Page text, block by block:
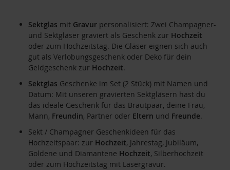
Sektglas mit Gravur personalisiert: Zwei Champagner-
und Sektgläser graviert als Geschenk zur Hochzeit
oder zum Hochzeitstag. Die Gläser eignen sich auch
gut als Verlobungsgeschenk oder Deko für dein
Geldgeschenk zur Hochzeit.
Sektglas Geschenke im Set (2 Stück) mit Namen und
Datum: Mit unseren gravierten Sektgläsern hast du
das ideale Geschenk für das Brautpaar, deine Frau,
Mann, Freundin, Partner oder Eltern und Freunde.
Sekt / Champagner Geschenkideen für das
Hochzeitspaar: zur Hochzeit, Jahrestag, Jubiläum,
Goldene und Diamantene Hochzeit, Silberhochzeit
oder zum Hochzeitstag mit Lasergravur.